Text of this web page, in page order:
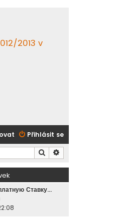
2013 v
Přihlásit se
Hledat
Ставку…
o